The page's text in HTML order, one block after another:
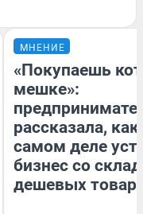
МНЕНИЕ
«Покупаешь
мешке»:
рассказала, как
самом деле
бизнес со
дешевых